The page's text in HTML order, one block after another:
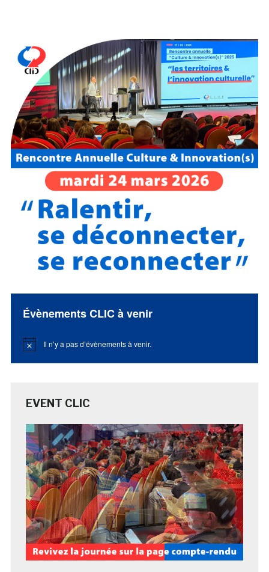
Évènements CLIC à venir
Notice Il n’y a pas d’évènements à venir.
EVENT CLIC